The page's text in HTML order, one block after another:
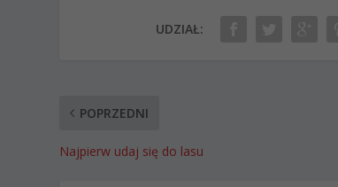
UDZIAŁ:
POPRZEDNI
Najpierw udaj się do lasu